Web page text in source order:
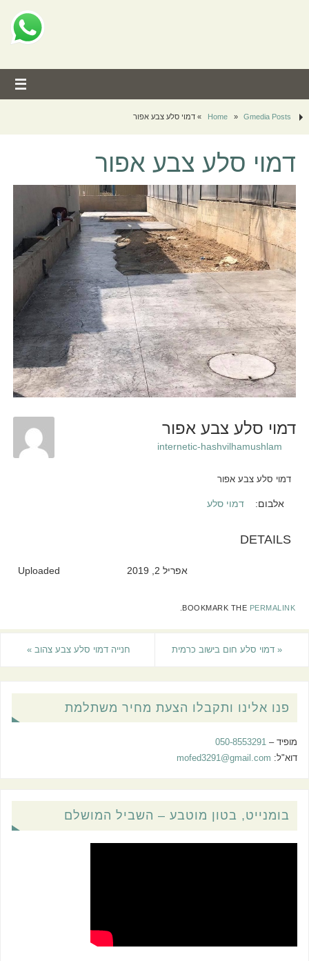
Home » Gmedia Posts
» דמוי סלע צבע אפור
דמוי סלע צבע אפור
דמוי סלע צבע אפור
internetic-hashvilhamushlam
דמוי סלע צבע אפור
אלבום: דמוי סלע
DETAILS
Uploaded אפריל 2, 2019
BOOKMARK THE PERMALINK
«דמוי סלע חום בישוב כרמית חנייה דמוי סלע צבע צהוב»
פנו אלינו ותקבלו הצעת מחיר משתלמת
מופיד –050-8553291
דוא"ל: mofed3291@gmail.com
בומנייט, בטון מוטבע – השביל המושלם